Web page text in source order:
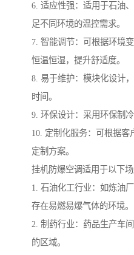
6. 适应性强：适用于石油
足不同环境的温控需求。
7. 智能调节：可根据环境
恒温恒湿，提升舒适度。
8. 易于维护：模块化设计
时间。
9. 环保设计：采用环保制
10. 定制化服务：可根据
定制方案。
挂机防爆空调适用于以下场
1. 石油化工行业：如炼油
存在易燃易爆气体的环境。
2. 制药行业：药品生产车
的区域。